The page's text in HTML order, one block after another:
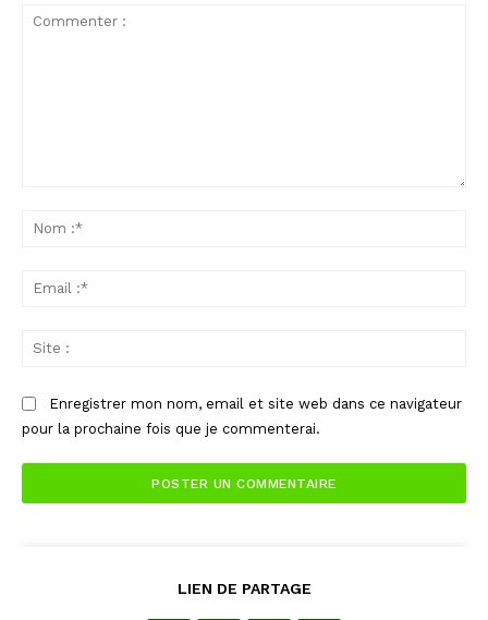
Enregistrer mon nom, email et site web dans ce navigateur
pour la prochaine fois que je commenterai.
LIEN DE PARTAGE